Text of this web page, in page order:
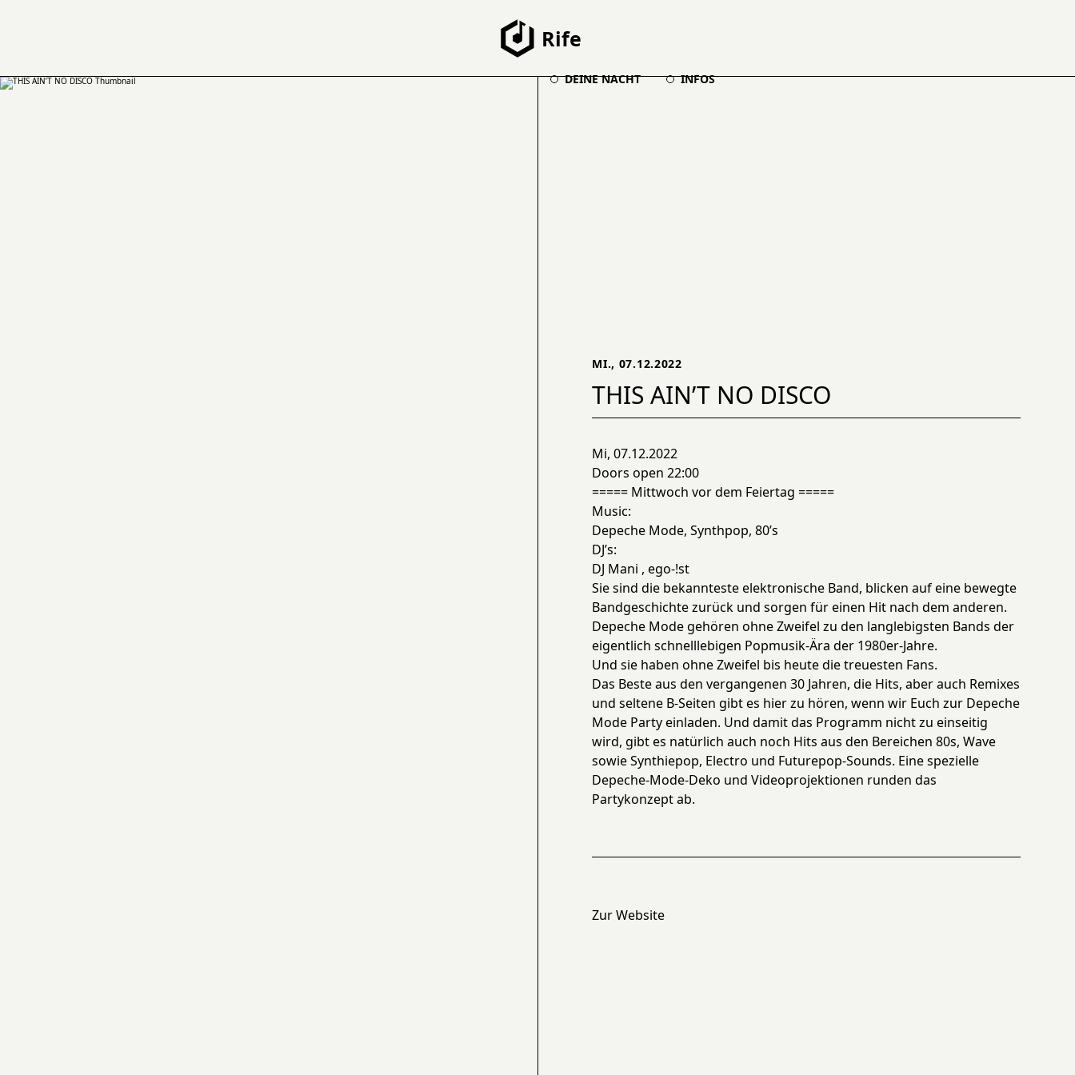
Rife
DEINE NACHT INFOS
MI., 07.12.2022
THIS AIN’T NO DISCO
Mi, 07.12.2022
Doors open 22:00
===== Mittwoch vor dem Feiertag =====
Music:
Depeche Mode, Synthpop, 80’s
DJ’s:
DJ Mani , ego-!st
Sie sind die bekannteste elektronische Band, blicken auf eine bewegte
Bandgeschichte zurück und sorgen für einen Hit nach dem anderen.
Depeche Mode gehören ohne Zweifel zu den langlebigsten Bands der
eigentlich schnelllebigen Popmusik-Ära der 1980er-Jahre.
Und sie haben ohne Zweifel bis heute die treuesten Fans.
Das Beste aus den vergangenen 30 Jahren, die Hits, aber auch Remixes
und seltene B-Seiten gibt es hier zu hören, wenn wir Euch zur Depeche
Mode Party einladen. Und damit das Programm nicht zu einseitig
wird, gibt es natürlich auch noch Hits aus den Bereichen 80s, Wave
sowie Synthiepop, Electro und Futurepop-Sounds. Eine spezielle
Depeche-Mode-Deko und Videoprojektionen runden das
Partykonzept ab.
Zur Website